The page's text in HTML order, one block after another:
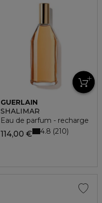
GUERLAIN
SHALIMAR
Eau de parfum - recharge
114,00 € 4.8 210